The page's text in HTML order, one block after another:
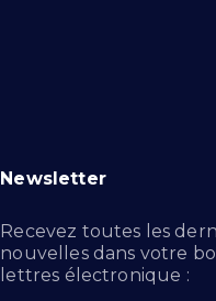
Newsletter
Recevez toutes les
nouvelles dans votre
lettres électronique :